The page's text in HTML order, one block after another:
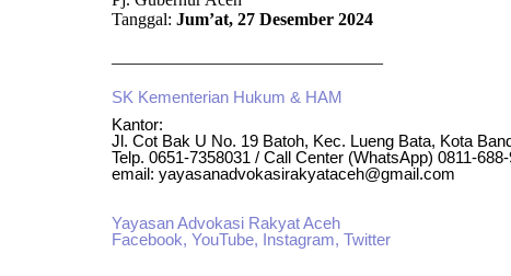
Tanggal: Jum’at, 27 Desember 2024
———————————————–
SK Kementerian Hukum & HAM
Kantor:
Jl. Cot Bak U No. 19 Batoh, Kec. Lueng Bata, Kota
Telp. 0651-7358031 / Call Center (WhatsApp) 0811-
email: yayasanadvokasirakyataceh@gmail.com
Yayasan Advokasi Rakyat Aceh
Facebook, YouTube, Instagram, Twitter